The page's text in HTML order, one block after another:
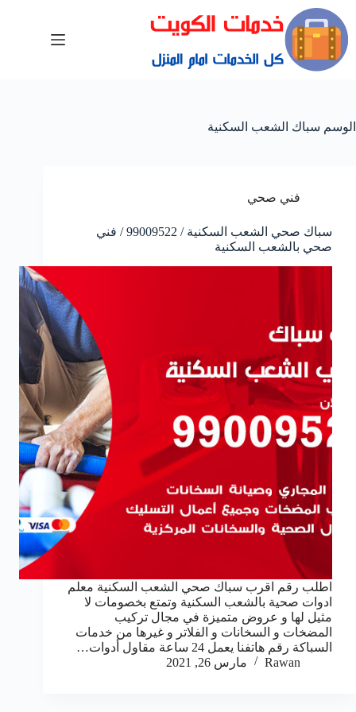
الوسم سباك الشعب السكنية
فني صحي
سباك صحي الشعب السكنية / 99009522 / فني
صحي بالشعب السكنية
اطلب رقم اقرب سباك صحي الشعب السكنية معلم
ادوات صحية بالشعب السكنية وتمتع بخصومات لا
مثيل لها و عروض متميزة في مجال تركيب
المضخات و السخانات و الفلاتر و غيرها من خدمات
السباكة رقم هاتفنا يعمل 24 ساعة مقاول أدوات…
Rawan
مارس 26, 2021